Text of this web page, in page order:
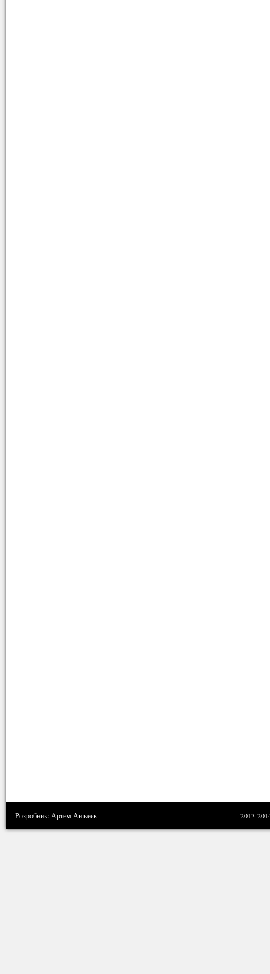
Розробник: Артем Анікеєв 2013-